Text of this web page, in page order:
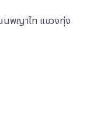
นพญาไท แขวงทุ่ง